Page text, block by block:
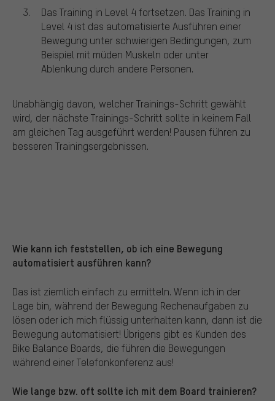
Das Training in Level 4 fortsetzen. Das Training in
Level 4 ist das automatisierte Ausführen einer
Bewegung unter schwierigen Bedingungen, zum
Beispiel mit müden Muskeln oder unter
Ablenkung durch andere Personen.
Unabhängig davon, welcher Trainings-Schritt gewählt
wird, der nächste Trainings-Schritt sollte in keinem Fall
am gleichen Tag ausgeführt werden! Pausen führen zu
besseren Trainingsergebnissen.
Wie kann ich feststellen, ob ich eine Bewegung
automatisiert ausführen kann?
Das ist ziemlich einfach zu ermitteln. Wenn ich in der
Lage bin, während der Bewegung Rechenaufgaben zu
lösen oder ich mich flüssig unterhalten kann, dann ist die
Bewegung automatisiert! Übrigens gibt es Kunden des
Bike Balance Boards, die führen die Bewegungen
während einer Telefonkonferenz aus!
Wie lange bzw. oft sollte ich mit dem Board trainieren?